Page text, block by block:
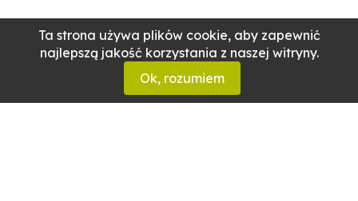
Ta strona używa plików cookie, aby zapewnić
najlepszą jakość korzystania z naszej witryny.
Ok, rozumiem